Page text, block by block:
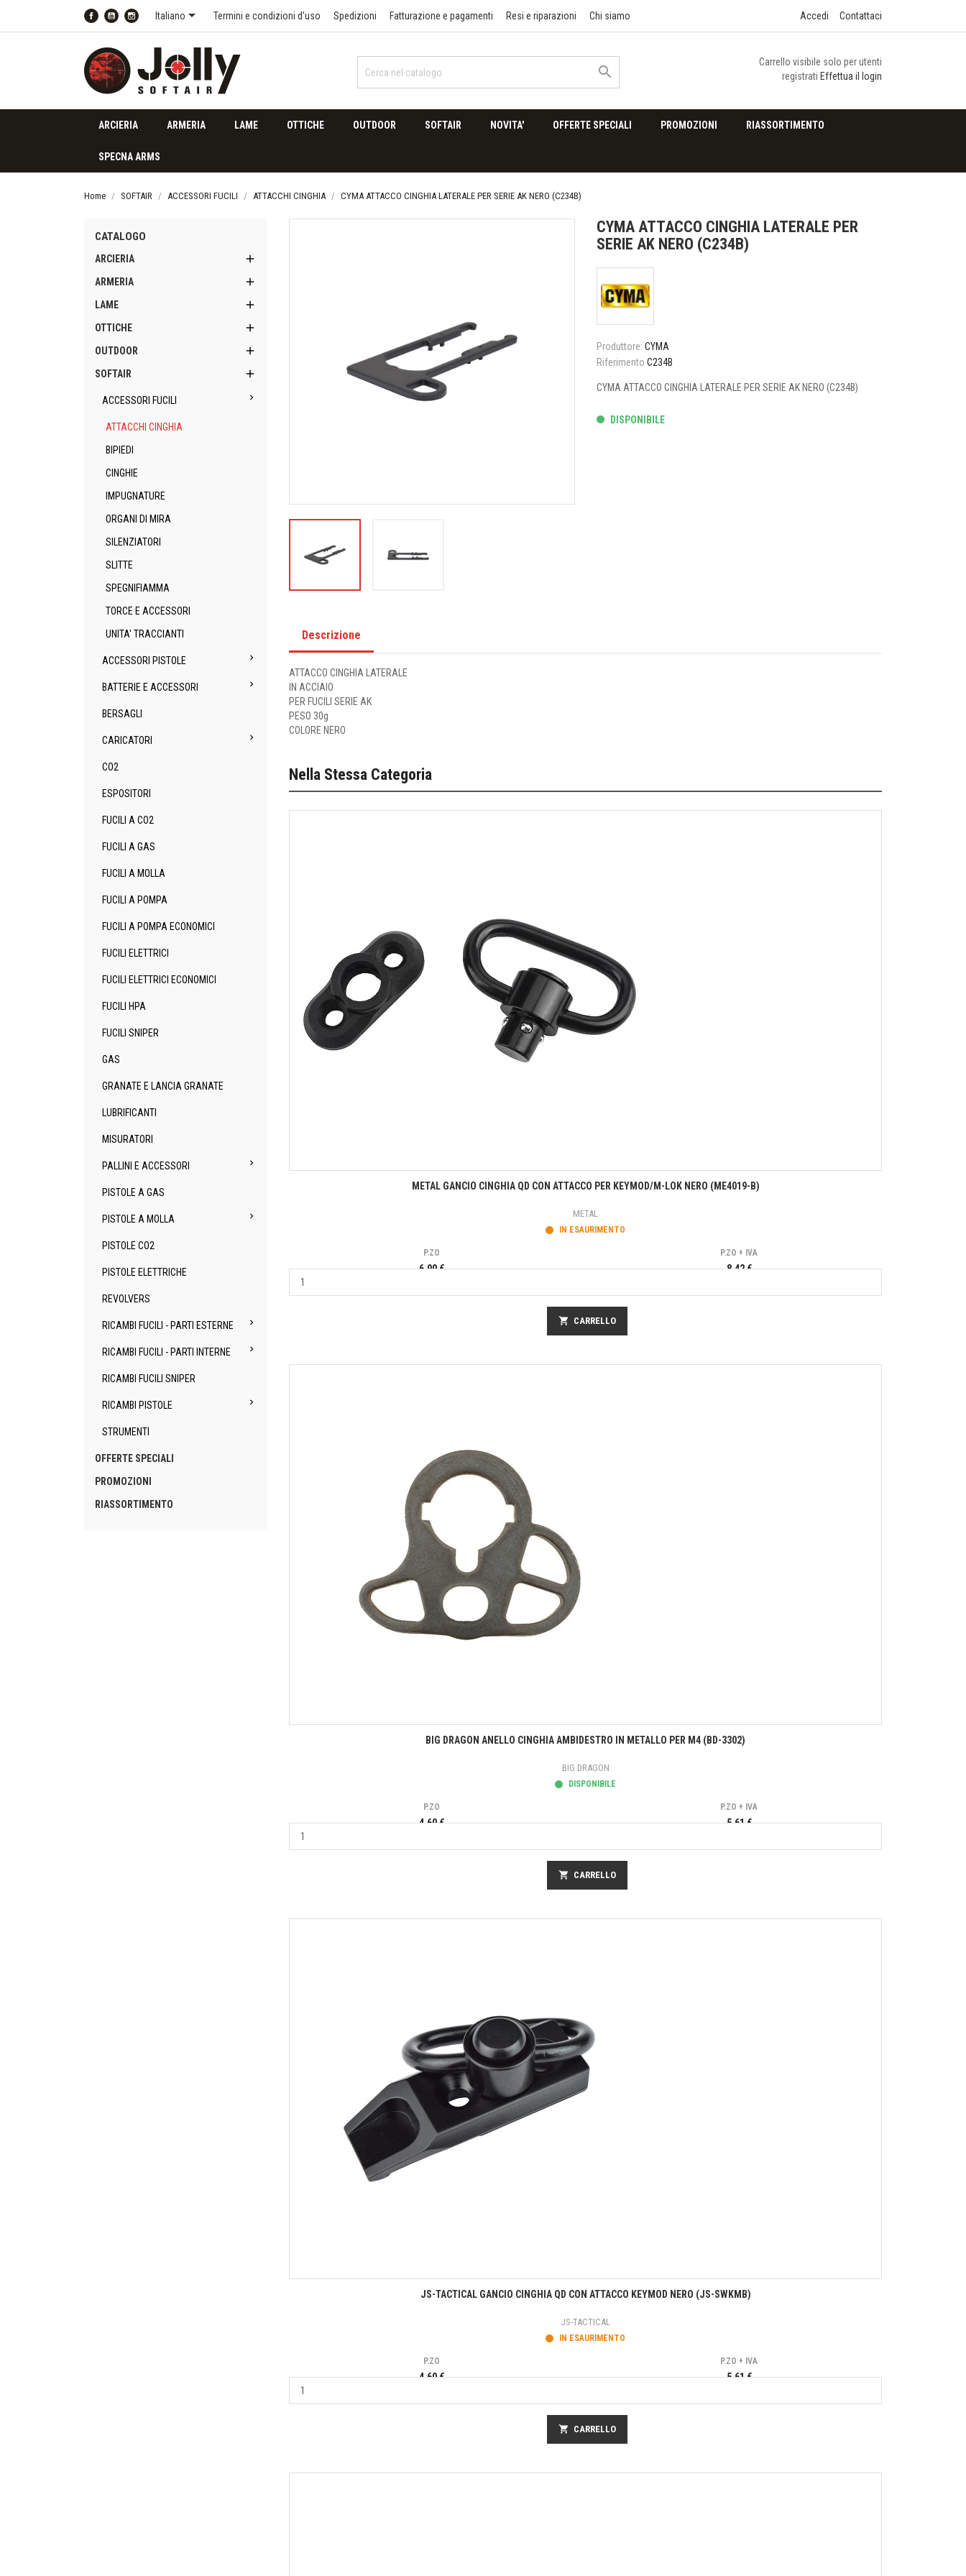
FacebookYouTube
Italiano Termini e condizioni d'uso Spedizioni Fatturazione e pagamenti Resi e riparazioni Chi siamo Accedi Contattaci

Carrello visibile solo per utenti
registrati Effettua il login
ARCIERIA ARMERIA LAME OTTICHE OUTDOOR SOFTAIR NOVITA' OFFERTE SPECIALI PROMOZIONI RIASSORTIMENTO
SPECNA ARMS
Home SOFTAIR ACCESSORI FUCILI ATTACCHI CINGHIA CYMA ATTACCO CINGHIA LATERALE PER SERIE AK NERO (C234B)
CATALOGO
ARCIERIA 
ARMERIA 
LAME 
OTTICHE 
OUTDOOR 
SOFTAIR 
ACCESSORI FUCILI 
ATTACCHI CINGHIA
BIPIEDI
CINGHIE
IMPUGNATURE
ORGANI DI MIRA
SILENZIATORI
SLITTE
SPEGNIFIAMMA
TORCE E ACCESSORI
UNITA' TRACCIANTI
ACCESSORI PISTOLE 
BATTERIE E ACCESSORI 
BERSAGLI
CARICATORI 
CO2
ESPOSITORI
FUCILI A CO2
FUCILI A GAS
FUCILI A MOLLA
FUCILI A POMPA
FUCILI A POMPA ECONOMICI
FUCILI ELETTRICI
FUCILI ELETTRICI ECONOMICI
FUCILI HPA
FUCILI SNIPER
GAS
GRANATE E LANCIA GRANATE
LUBRIFICANTI
MISURATORI
PALLINI E ACCESSORI 
PISTOLE A GAS
PISTOLE A MOLLA 
PISTOLE CO2
PISTOLE ELETTRICHE
REVOLVERS
RICAMBI FUCILI - PARTI ESTERNE 
RICAMBI FUCILI - PARTI INTERNE 
RICAMBI FUCILI SNIPER
RICAMBI PISTOLE 
STRUMENTI
OFFERTE SPECIALI
PROMOZIONI
RIASSORTIMENTO
CYMA ATTACCO CINGHIA LATERALE PER
SERIE AK NERO (C234B)
Produttore: CYMA
Riferimento C234B
CYMA ATTACCO CINGHIA LATERALE PER SERIE AK NERO (C234B)
DISPONIBILE
Descrizione
ATTACCO CINGHIA LATERALE
IN ACCIAIO
PER FUCILI SERIE AK
PESO 30g
COLORE NERO
Nella Stessa Categoria
Anteprima
METAL GANCIO CINGHIA QD CON ATTACCO PER KEYMOD/M-LOK NERO (ME4019-B)
METAL
IN ESAURIMENTO
P.ZO
6,90 €
P.ZO + IVA
8,42 €
shopping_cart CARRELLO
Anteprima
BIG DRAGON ANELLO CINGHIA AMBIDESTRO IN METALLO PER M4 (BD-3302)
BIG DRAGON
DISPONIBILE
P.ZO
4,60 €
P.ZO + IVA
5,61 €
shopping_cart CARRELLO
Anteprima
JS-TACTICAL GANCIO CINGHIA QD CON ATTACCO KEYMOD NERO (JS-SWKMB)
JS-TACTICAL
IN ESAURIMENTO
P.ZO
4,60 €
P.ZO + IVA
5,61 €
shopping_cart CARRELLO